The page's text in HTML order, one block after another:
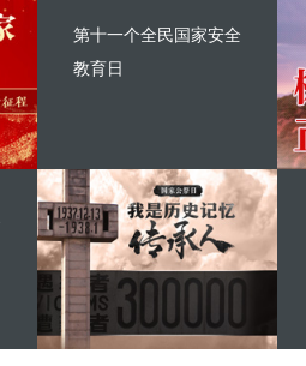
第十一个全民国家安全
教育日